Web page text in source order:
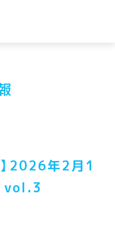
2026年2月1
vol.3